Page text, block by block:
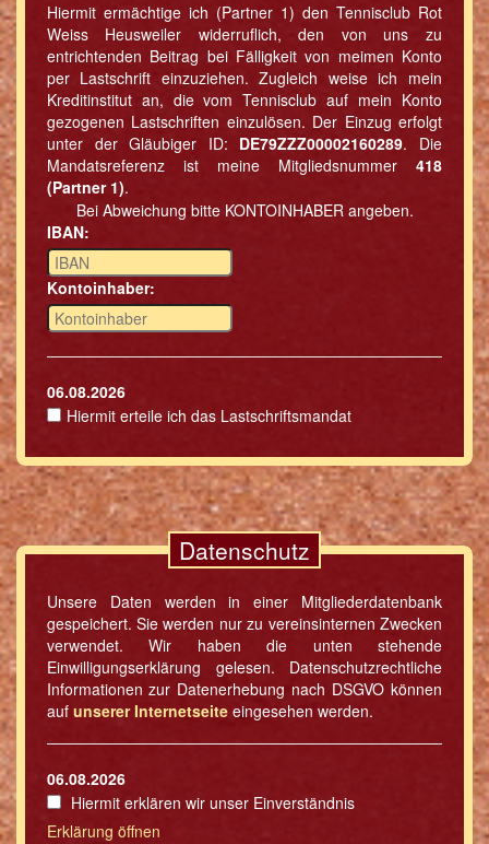
Hiermit ermächtige ich (Partner 1) den Tennisclub Rot
Weiss Heusweiler widerruflich, den von uns zu
entrichtenden Beitrag bei Fälligkeit von meimen Konto
per Lastschrift einzuziehen. Zugleich weise ich mein
Kreditinstitut an, die vom Tennisclub auf mein Konto
gezogenen Lastschriften einzulösen. Der Einzug erfolgt
unter der Gläubiger ID: DE79ZZZ00002160289. Die
Mandatsreferenz ist meine Mitgliedsnummer 418
(Partner 1).
Bei Abweichung bitte KONTOINHABER angeben.
IBAN:
Kontoinhaber:
06.08.2026
Hiermit erteile ich das Lastschriftsmandat
Datenschutz
Unsere Daten werden in einer Mitgliederdatenbank
gespeichert. Sie werden nur zu vereinsinternen Zwecken
verwendet. Wir haben die unten stehende
Einwilligungserklärung gelesen. Datenschutzrechtliche
Informationen zur Datenerhebung nach DSGVO können
auf unserer Internetseite eingesehen werden.
06.08.2026
Hiermit erklären wir unser Einverständnis
Erklärung öffnen